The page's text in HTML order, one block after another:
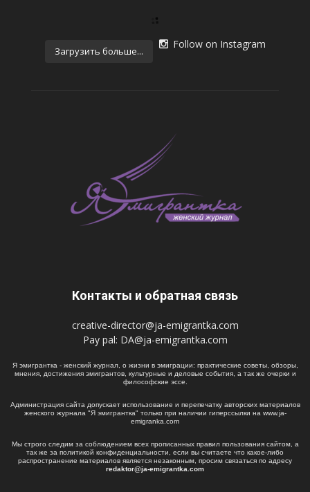
Загрузить больше...
Follow on Instagram
Контакты и обратная связь
creative-director@ja-emigrantka.com
Pay pal: DA@ja-emigrantka.com
Я эмигрантка - женский журнал, о жизни в эмиграции: практические советы, обзоры,
мнения, достижения эмигрантов, культурные и деловые события, а так же очерки и
философские эссе.
Администрация сайта допускает использование и перепечатку авторских материалов
женского журнала "Я эмигрантка" только при наличии гиперссылки на www.ja-
emigranka.com
Мы строго следим за соблюдением всех прописанных правил пользования сайтом, а
так же за политикой конфиденциальности, если вы считаете что какое-либо
распространение материалов является незаконным, просим связаться по адресу
redaktor@ja-emigrantka.com